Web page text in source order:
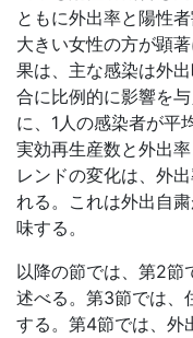
ともに外出率と陽性
大きい女性の方が顕
果は、主な感染は外
合に比例的に影響を
に、1人の感染者が平
実効再生産数と外出
レンドの変化は、外
れる。これは外出自
味する。
以降の節では、第2節
述べる。第3節では、
する。第4節では、外